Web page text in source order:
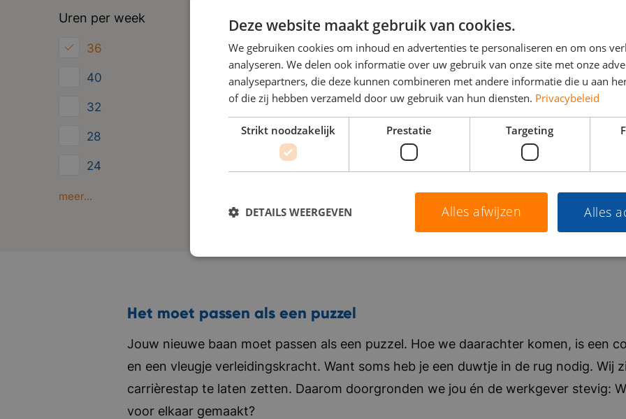
Uren per week
36
40
32
28
24
Minder dan 24
meer...
Het moet passen als een puzzel
Jouw nieuwe baan moet passen als een puzzel. Hoe we daarachter komen, is een
en een vleugje verleidingskracht. Want soms heb je een duwtje in de rug nodig. Wij
carrièrestap te laten zetten. Daarom doorgronden we jou én de werkgever stevig:
voor elkaar gemaakt?
Deze website maakt gebruik van cookies.
We gebruiken cookies om inhoud en advertenties te personaliseren en om ons
analyseren. We delen ook informatie over uw gebruik van onze site met onze
analysepartners, die deze kunnen combineren met andere informatie die u aan
of die zij hebben verzameld door uw gebruik van hun diensten. Privacybeleid
Strikt noodzakelijk Prestatie Targeting
Alles
Alles afwijzen
DETAILS WEERGEVEN